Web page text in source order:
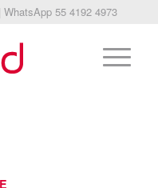
55 4192 4973